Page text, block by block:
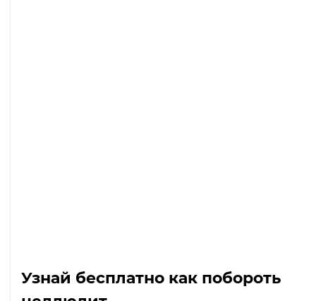
Узнай бесплатно как побороть